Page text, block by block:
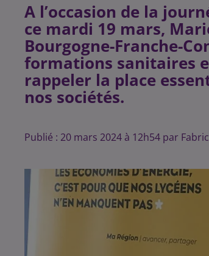
A l’occasion de la
ce mardi 19 mars,
Bourgogne-Franche-
formations sanitaires
rappeler la place
nos sociétés.
Publié : 20 mars 2024 à 12h54 par